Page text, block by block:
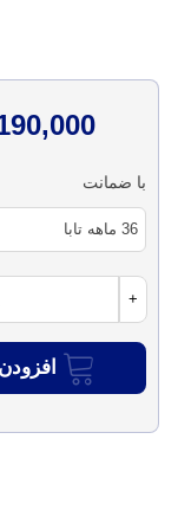
7,190,000
با ضمانت
+